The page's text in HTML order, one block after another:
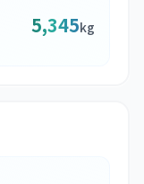
5,345kg